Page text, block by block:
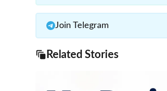
Join Telegram
Related Stories